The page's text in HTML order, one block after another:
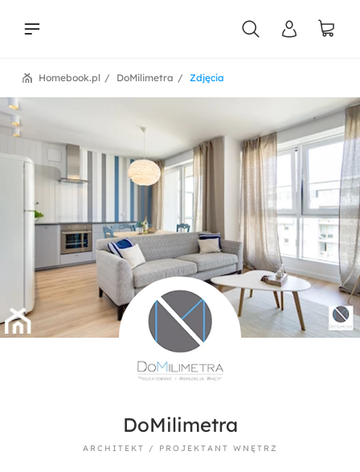
Zdjęcia
DoMilimetra
Homebook.pl
DoMilimetra
ARCHITEKT / PROJEKTANT WNĘTRZ